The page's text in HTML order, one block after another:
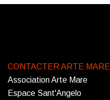
CONTACTER ARTE MARE
Association Arte Mare
Espace Sant'Angelo